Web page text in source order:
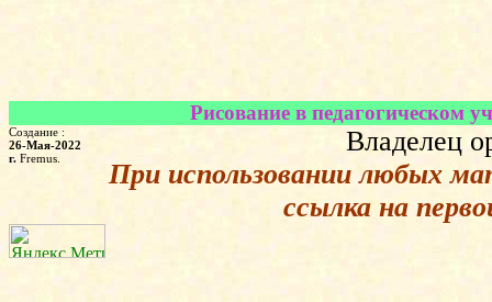
Рисование в педагогическом
Создание :
26-Мая-2022
г. Fremus.
Владелец
При использовании любых
ссылка на